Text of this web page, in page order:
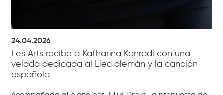
24.04.2026
Les Arts recibe a Katharina Konradi con una
velada dedicada al Lied alemán y la canción
española